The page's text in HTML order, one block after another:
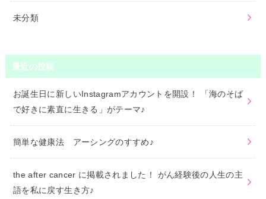
未分類
最近の投稿
お誕生日に新しいInstagramアカウントを開設！ 「海のそば
で好きに素直に生きる」がテーマ♪
簡単な健康法 アーシングのすすめ♪
the after cancer に掲載されました！ がん経験後の人生の主
語を私に戻す生き方♪